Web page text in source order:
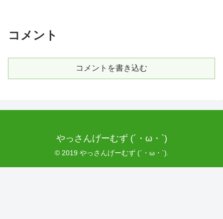
コメント
コメントを書き込む
やっさんげーむず (´・ω・`)
© 2019 やっさんげーむず (´・ω・`).